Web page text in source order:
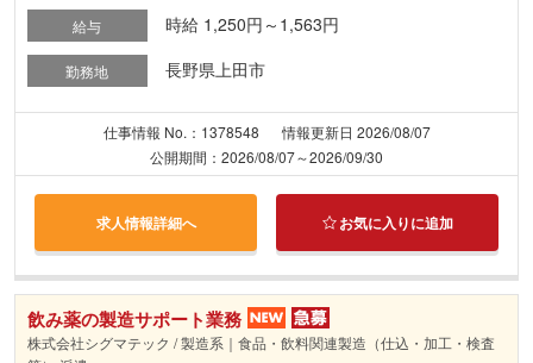
給与 時給 1,250円～1,563円
勤務地 長野県上田市
仕事情報 No.：1378548
情報更新日 2026/08/07
公開期間：2026/08/07～2026/09/30
求人情報詳細へ お気に入りに追加
飲み薬の製造サポート業務
株式会社シグマテック / 製造系｜食品・飲料関連製造（仕込・加工・検査